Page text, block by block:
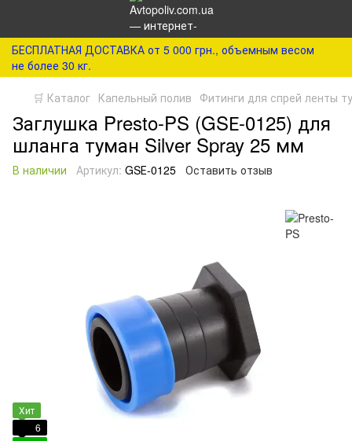
БЕСПЛАТНАЯ ДОСТАВКА от 5 000 грн., объемным весом
не более 30 кг.
🛒 Каталог Капельный полив Фитинги для спрей ленты
Заглушка Presto-PS (GSЕ-0125) для
шланга туман Silver Spray 25 мм
В наличии Артикул: GSЕ-0125 Оставить отзыв
Хит
6